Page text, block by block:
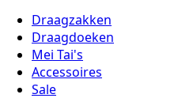
Draagzakken
Draagdoeken
Mei Tai's
Accessoires
Sale